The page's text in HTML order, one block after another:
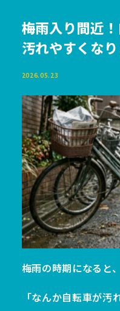
梅雨入り間近
汚れやすくな
2026.05.23
梅雨の時期になると、
「なんか自転車が汚